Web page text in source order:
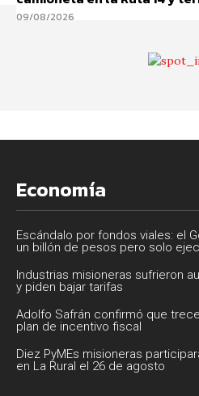
09/08/2026
Economía
Escándalo por fondos viales: el
un billón de pesos pero solo
Industrias misioneras sufrieron
y piden bajar tarifas
Adolfo Safrán confirmó que
plan de incentivo fiscal
Diez PyMEs misioneras
en La Rural el 26 de agosto